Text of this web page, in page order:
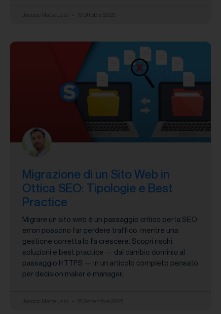
Migrazione di un Sito Web in
Ottica SEO: Tipologie e Best
Practice
Migrare un sito web è un passaggio critico per la SEO:
errori possono far perdere traffico, mentre una
gestione corretta lo fa crescere. Scopri rischi,
soluzioni e best practice — dal cambio dominio al
passaggio HTTPS — in un articolo completo pensato
per decision maker e manager.